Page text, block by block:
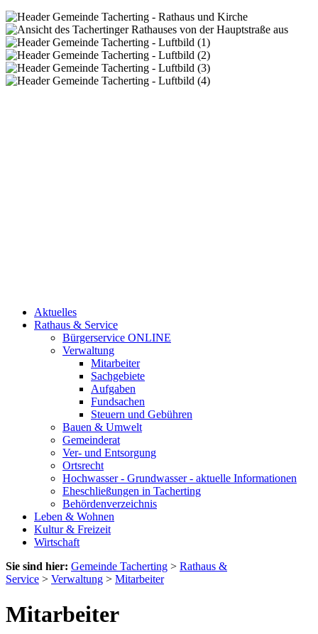
Aktuelles
Rathaus & Service
Bürgerservice ONLINE
Verwaltung
Mitarbeiter
Sachgebiete
Aufgaben
Fundsachen
Steuern und Gebühren
Bauen & Umwelt
Gemeinderat
Ver- und Entsorgung
Ortsrecht
Hochwasser - Grundwasser - aktuelle Informationen
Eheschließungen in Tacherting
Behördenverzeichnis
Leben & Wohnen
Kultur & Freizeit
Wirtschaft
Sie sind hier: Gemeinde Tacherting > Rathaus &
Service > Verwaltung > Mitarbeiter
Mitarbeiter